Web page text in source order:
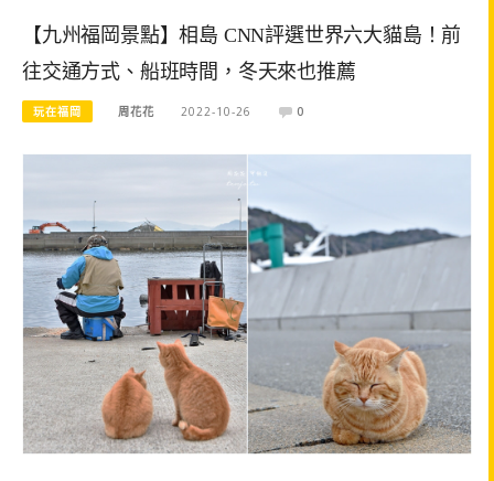
【九州福岡景點】相島 CNN評選世界六大貓島！前
往交通方式、船班時間，冬天來也推薦
玩在福岡 周花花 2022-10-26 0